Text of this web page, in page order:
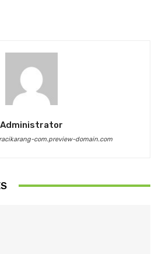
Administrator
com.preview-domain.com